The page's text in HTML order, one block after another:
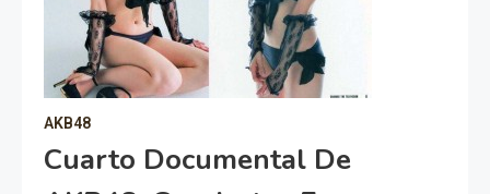
AKB48
Cuarto Documental De